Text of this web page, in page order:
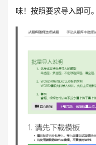
味！按照要求导入即可。